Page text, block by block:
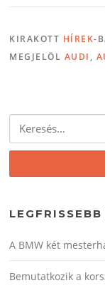
KIRAKOTT HÍREK-
MEGJELÖL AUDI ,
Keresés:
A BMW két
Bemutatkozik a